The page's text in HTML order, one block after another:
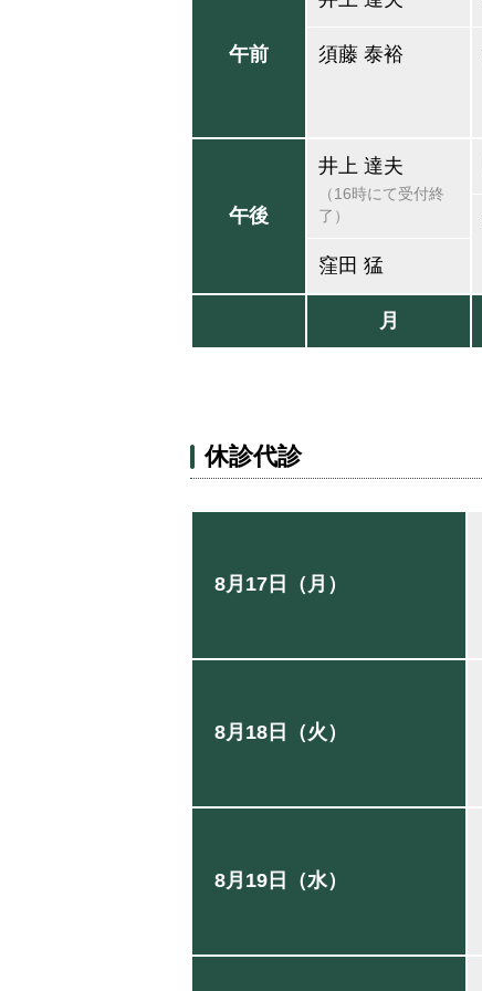
午前 須藤 泰裕
午後
井上 達夫
（16時にて受付終
了）
窪田 猛
月
休診代診
8月17日（月）
8月18日（火）
8月19日（水）